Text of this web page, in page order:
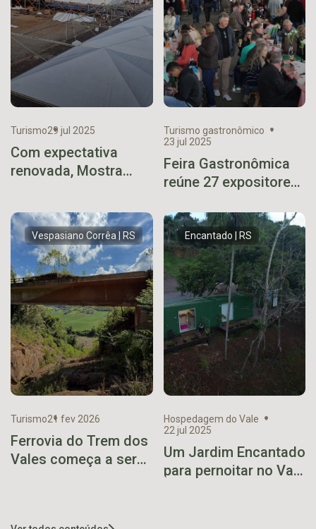
Turismo29 jul 2025
Com expectativa
renovada, Mostra
Turismo gastronômico
23 jul 2025
Feira Gastronômica
reúne 27 expositores
de Arroio do Meio
Vespasiano Corrêa | RS
Turismo21 fev 2026
Ferrovia do Trem dos
Vales começa a ser
Encantado | RS
Hospedagem do Vale
22 jul 2025
Um Jardim Encantado
para pernoitar no Vale